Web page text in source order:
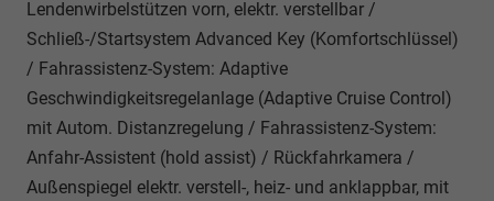
Lendenwirbelstützen vorn, elektr. verstellbar /
Schließ-/Startsystem Advanced Key (Komfortschlüssel)
/ Fahrassistenz-System: Adaptive
Geschwindigkeitsregelanlage (Adaptive Cruise Control)
mit Autom. Distanzregelung / Fahrassistenz-System:
Anfahr-Assistent (hold assist) / Rückfahrkamera /
Außenspiegel elektr. verstell-, heiz- und anklappbar, mit